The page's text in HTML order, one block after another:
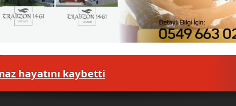
BİLİM - TEKNOLOJİ
hayatını kaybetti
kutlandı!